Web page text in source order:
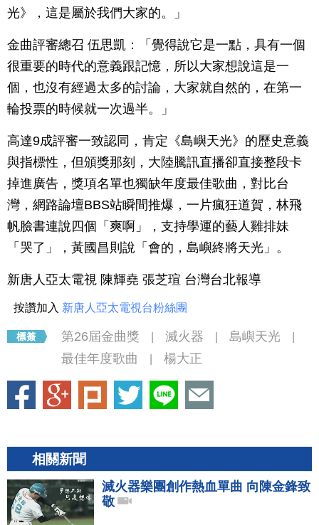
光》，這是屬於我們大家的。」
金曲評審總召 伍思凱：「覺得說它是一點，具有一個
很重要的時代的意義跟記憶，所以大家想說這是一
個，也沒有經過太多的討論，大家就自然的，在第一
輪投票的時候就一次過半。」
高達9成評審一致認同，肯定《島嶼天光》的歷史意義
與指標性，但頒獎那刻，大陸騰訊直播卻直接整段卡
掉進廣告，獎項名單也獨缺年度最佳歌曲，對比台
灣，網路論壇BBS站瞬間推爆，一片瘋狂道賀，林飛
帆臉書連說四個「爽啊」，支持學運的藝人雞排妹
「哭了」，黃國昌則說「會的，島嶼終將天光」。
新唐人亞太電視 陳輝堯 張芝瑄 台灣台北報導
按讚加入 新唐人亞太電視台粉絲團
第26屆金曲獎 滅火器 島嶼天光
最佳年度歌曲 楊大正
相關新聞
滅火器樂團創作熱血單曲 向陳金鋒致
敬